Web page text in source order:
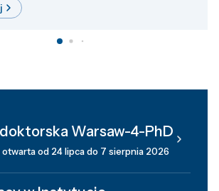
doktorska Warsaw-4-PhD
od 24 lipca do 7 sierpnia 2026